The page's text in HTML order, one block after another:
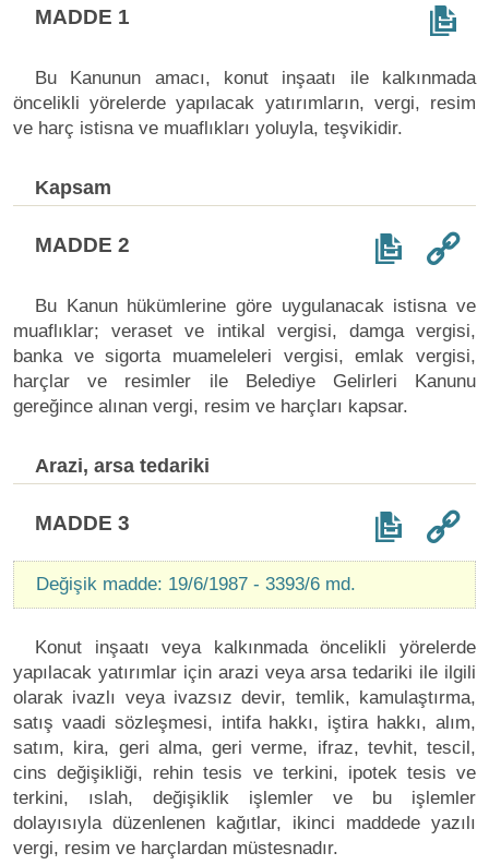
MADDE 1
Bu Kanunun amacı, konut inşaatı ile kalkınmada
öncelikli yörelerde yapılacak yatırımların, vergi, resim
ve harç istisna ve muaflıkları yoluyla, teşvikidir.
Kapsam
MADDE 2
Bu Kanun hükümlerine göre uygulanacak istisna ve
muaflıklar; veraset ve intikal vergisi, damga vergisi,
banka ve sigorta muameleleri vergisi, emlak vergisi,
harçlar ve resimler ile Belediye Gelirleri Kanunu
gereğince alınan vergi, resim ve harçları kapsar.
Arazi, arsa tedariki
MADDE 3
Değişik madde: 19/6/1987 - 3393/6 md.
Konut inşaatı veya kalkınmada öncelikli yörelerde
yapılacak yatırımlar için arazi veya arsa tedariki ile ilgili
olarak ivazlı veya ivazsız devir, temlik, kamulaştırma,
satış vaadi sözleşmesi, intifa hakkı, iştira hakkı, alım,
satım, kira, geri alma, geri verme, ifraz, tevhit, tescil,
cins değişikliği, rehin tesis ve terkini, ipotek tesis ve
terkini, ıslah, değişiklik işlemler ve bu işlemler
dolayısıyla düzenlenen kağıtlar, ikinci maddede yazılı
vergi, resim ve harçlardan müstesnadır.